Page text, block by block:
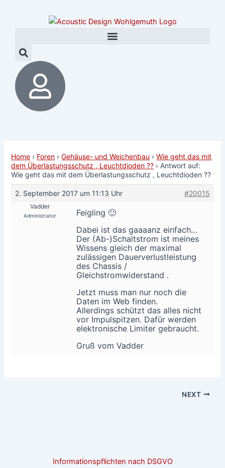
Home › Foren › Gehäuse- und Weichenbau › Wie geht das mit
dem Überlastungsschutz , Leuchtdioden ?? › Antwort auf:
Wie geht das mit dem Überlastungsschutz , Leuchtdioden ??
2. September 2017 um 11:13 Uhr #20015
Vadder
Administrator
Feigling 🙂
Dabei ist das gaaaanz einfach…
Der (Ab-)Schaltstrom ist meines
Wissens gleich der maximal
zulässigen Dauerverlustleistung
des Chassis /
Gleichstromwiderstand .
Jetzt muss man nur noch die
Daten im Web finden.
Allerdings schützt das alles nicht
vor Impulspitzen. Dafür werden
elektronische Limiter gebraucht.
Gruß vom Vadder
NEXT
Informationspflichten nach DSGVO